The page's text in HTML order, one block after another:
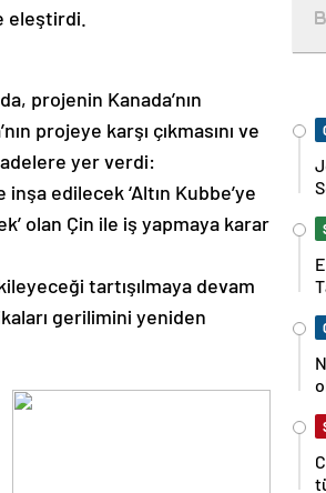
eleştirdi.
projenin Kanada’nın
projeye karşı çıkmasını ve
yer verdi:
edilecek ‘Altın Kubbe’ye
olan Çin ile iş yapmaya karar
tartışılmaya devam
gerilimini yeniden